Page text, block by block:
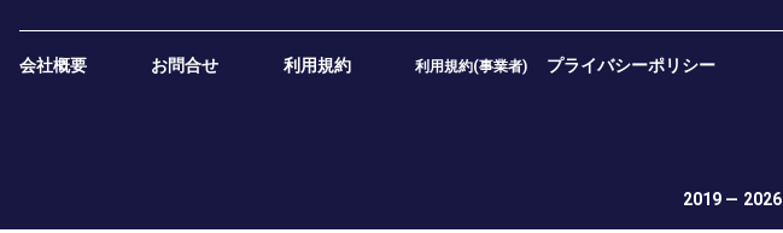
会社概要 お問合せ 利用規約 利用規約(事業者) プライバシーポリシー
2019 — 2026